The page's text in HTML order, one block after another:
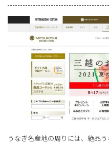
うなぎ名産地の周りには、絶品